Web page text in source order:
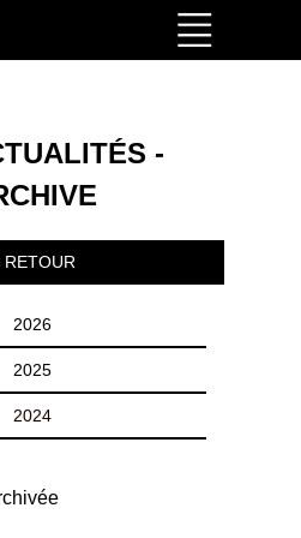
-
RETOUR
2026
2025
2024